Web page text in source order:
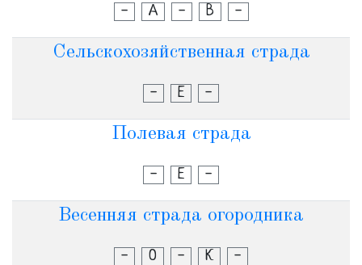
- А - В -
Сельскохозяйственная страда
- Е -
Полевая страда
- Е -
Весенняя страда огородника
- О - К -